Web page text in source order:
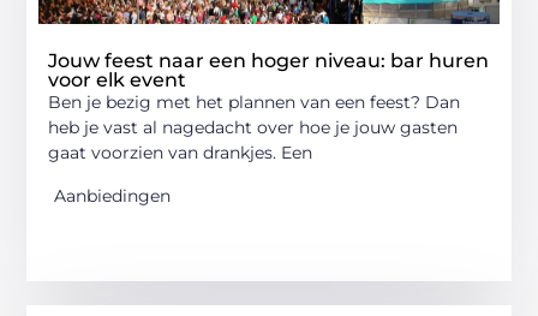
Jouw feest naar een hoger niveau: bar huren
voor elk event
Ben je bezig met het plannen van een feest? Dan
heb je vast al nagedacht over hoe je jouw gasten
gaat voorzien van drankjes. Een
Aanbiedingen